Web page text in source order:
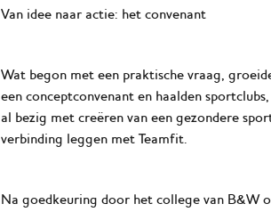
Van idee naar actie: het convenant
Wat begon met een praktische vraag,
een conceptconvenant en haalden
al bezig met creëren van een gezondere
verbinding leggen met Teamfit.
Na goedkeuring door het college van B&W